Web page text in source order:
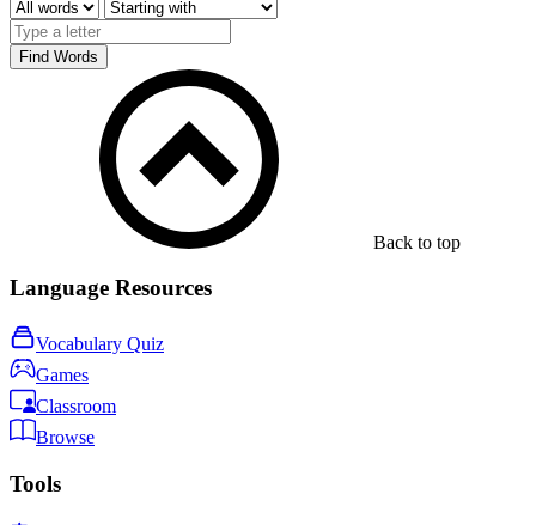
Find Words
Back to top
Language Resources
Vocabulary Quiz
Games
Classroom
Browse
Tools